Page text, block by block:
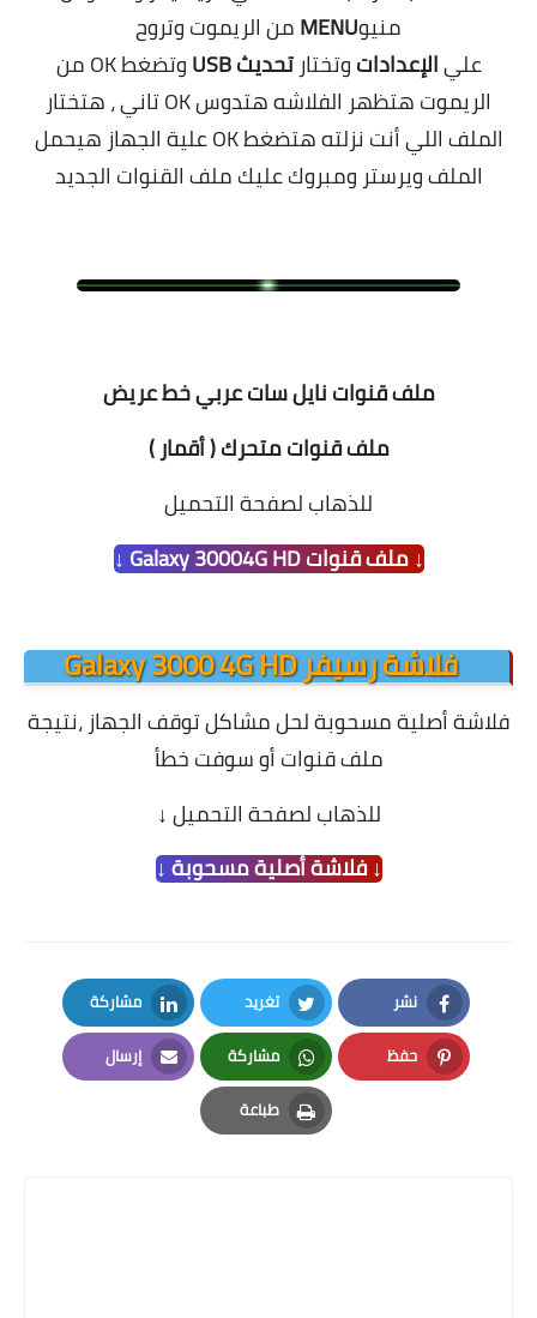
منيوMENUمن الريموت وتروح
عليالإعداداتوتختارتحديث USB
وتضغط OK من
الريموت هتظهر الفلاشه هتدوس OK تاني ، هتختار
الملف اللي أنت نزلته هتضغط OK علية الجهاز هيحمل
الملف ويرستر ومبروك عليك ملف القنوات الجديد
ملف قنوات نايل سات عربي خط عريض
ملف قنوات متحرك ( أقمار )
للذهاب لصفحة التحميل
↓ ملف قنوات Galaxy 30004G HD ↓
فلاشة رسيفر Galaxy 3000 4G HD
فلاشة أصلية مسحوبة لحل مشاكل توقف الجهاز ،نتيجة
ملف قنوات أو سوفت خطأ
للذهاب لصفحة التحميل↓
↓ فلاشة أصلية مسحوبة ↓
نشر
Facebook
تغريد
Twitter
مشاركة
LinkedIn
حفظ
Pinterest
مشاركة
Whatsapp
إرسال
Email
طباعة
Print